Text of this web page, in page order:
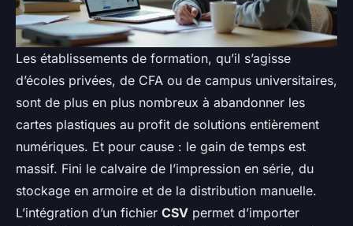
Les établissements de formation, qu’il s’agisse
d’écoles privées, de CFA ou de campus universitaires,
sont de plus en plus nombreux à abandonner les
cartes plastiques au profit de solutions entièrement
numériques. Et pour cause : le gain de temps est
massif. Fini le calvaire de l’impression en série, du
stockage en armoire et de la distribution manuelle.
L’intégration d’un fichier CSV permet d’importer